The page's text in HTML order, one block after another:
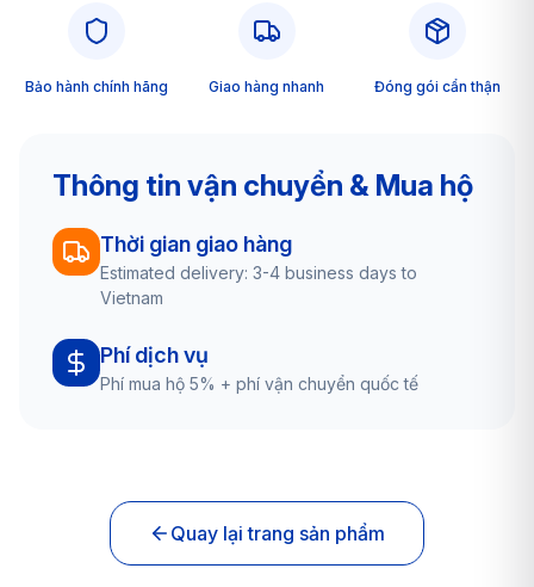
Bảo hành chính hãng Giao hàng nhanh Đóng gói cẩn thận
Thông tin vận chuyển & Mua hộ
Thời gian giao hàng
Estimated delivery: 3-4 business days to
Vietnam
Phí dịch vụ
Phí mua hộ 5% + phí vận chuyển quốc tế
Quay lại trang sản phẩm